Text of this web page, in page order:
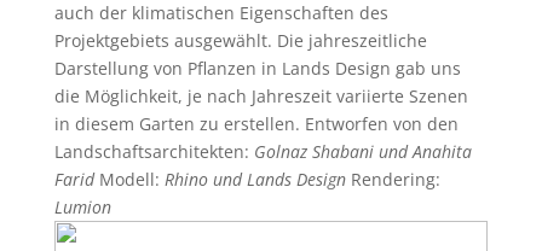
auch der klimatischen Eigenschaften des
Projektgebiets ausgewählt. Die jahreszeitliche
Darstellung von Pflanzen in Lands Design gab uns
die Möglichkeit, je nach Jahreszeit variierte Szenen
in diesem Garten zu erstellen. Entworfen von den
Landschaftsarchitekten: Golnaz Shabani und Anahita
FaridModell: Rhino und Lands DesignRendering:
Lumion